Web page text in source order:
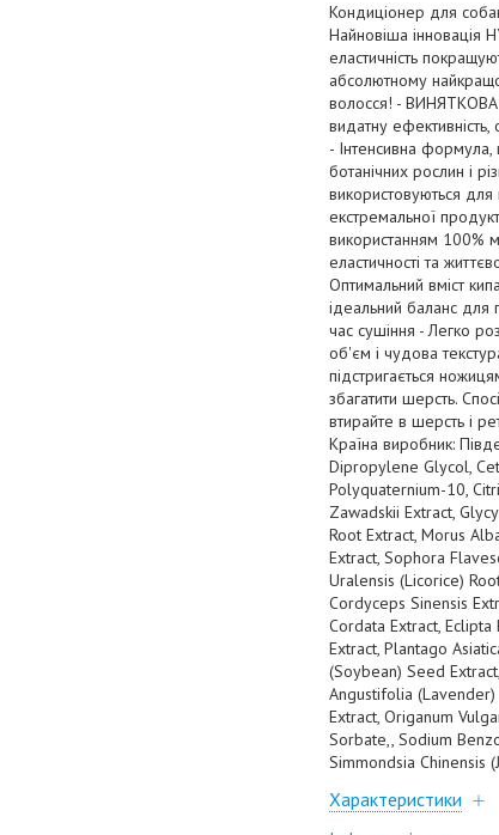
Кондиціонер для
Найновіша інновація
еластичність
абсолютному
волосся! - ВИНЯТКОВА
видатну
- Інтенсивна формула,
ботанічних рослин і
використовуються для
екстремальної
використанням 100%
еластичності та
Оптимальний вміст
ідеальний баланс для
час сушіння - Легко
об'єм і чудова
підстригається
збагатити шерсть.
втирайте в шерсть і
Країна виробник:
Dipropylene Glycol,
Polyquaternium-10,
Zawadskii Extract,
Root Extract, Morus
Extract, Sophora
Uralensis (Licorice)
Cordyceps Sinensis
Cordata Extract,
Extract, Plantago
(Soybean) Seed
Angustifolia (Lavender)
Extract, Origanum
Sorbate,, Sodium
Simmondsia Chinensis
Характеристики